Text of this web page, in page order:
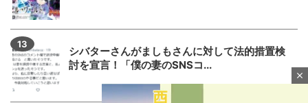
シバターさんがましもさんに対して法的措置検
討を宣言！「僕の妻のSNSコ...
close